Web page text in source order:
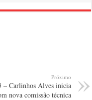
Próximo
– Carlinhos Alves inicia
nova comissão técnica